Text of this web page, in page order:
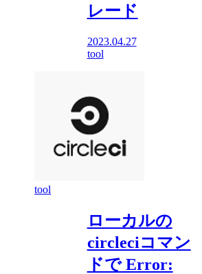
レード
2023.04.27
tool
tool
ローカルの
circleciコマン
ドで Error: